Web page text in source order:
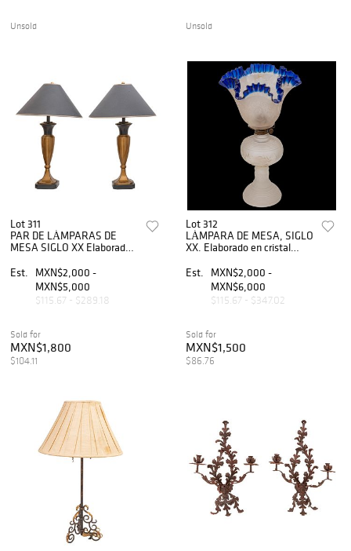
Unsold Unsold
Lot 311
PAR DE LÁMPARAS DE
MESA SIGLO XX Elaborado
Cuentan con pantalla Para
una luz C/U
Est.
MXN$2,000 -
MXN$5,000
$115.67 - $289.18
Sold for
MXN$1,800
$104.11
Lot 312
LÁMPARA DE MESA, SIGLO
XX. Elaborado en cristal
con orilla azul. Diseño tipo
quinqué.
Est.
MXN$2,000 -
MXN$6,000
$115.67 - $347.02
Sold for
MXN$1,500
$86.76